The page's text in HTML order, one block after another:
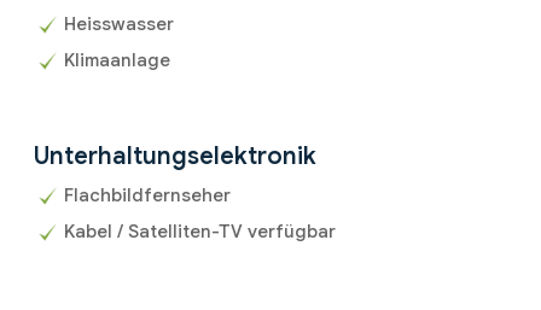
Heisswasser
Klimaanlage
Unterhaltungselektronik
Flachbildfernseher
Kabel / Satelliten-TV verfügbar